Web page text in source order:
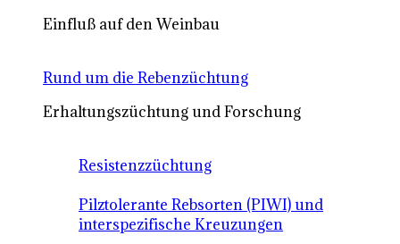
Einfluß auf den Weinbau
Rund um die Rebenzüchtung
Erhaltungszüchtung und Forschung
Resistenzzüchtung
Pilztolerante Rebsorten (PIWI) und
interspezifische Kreuzungen